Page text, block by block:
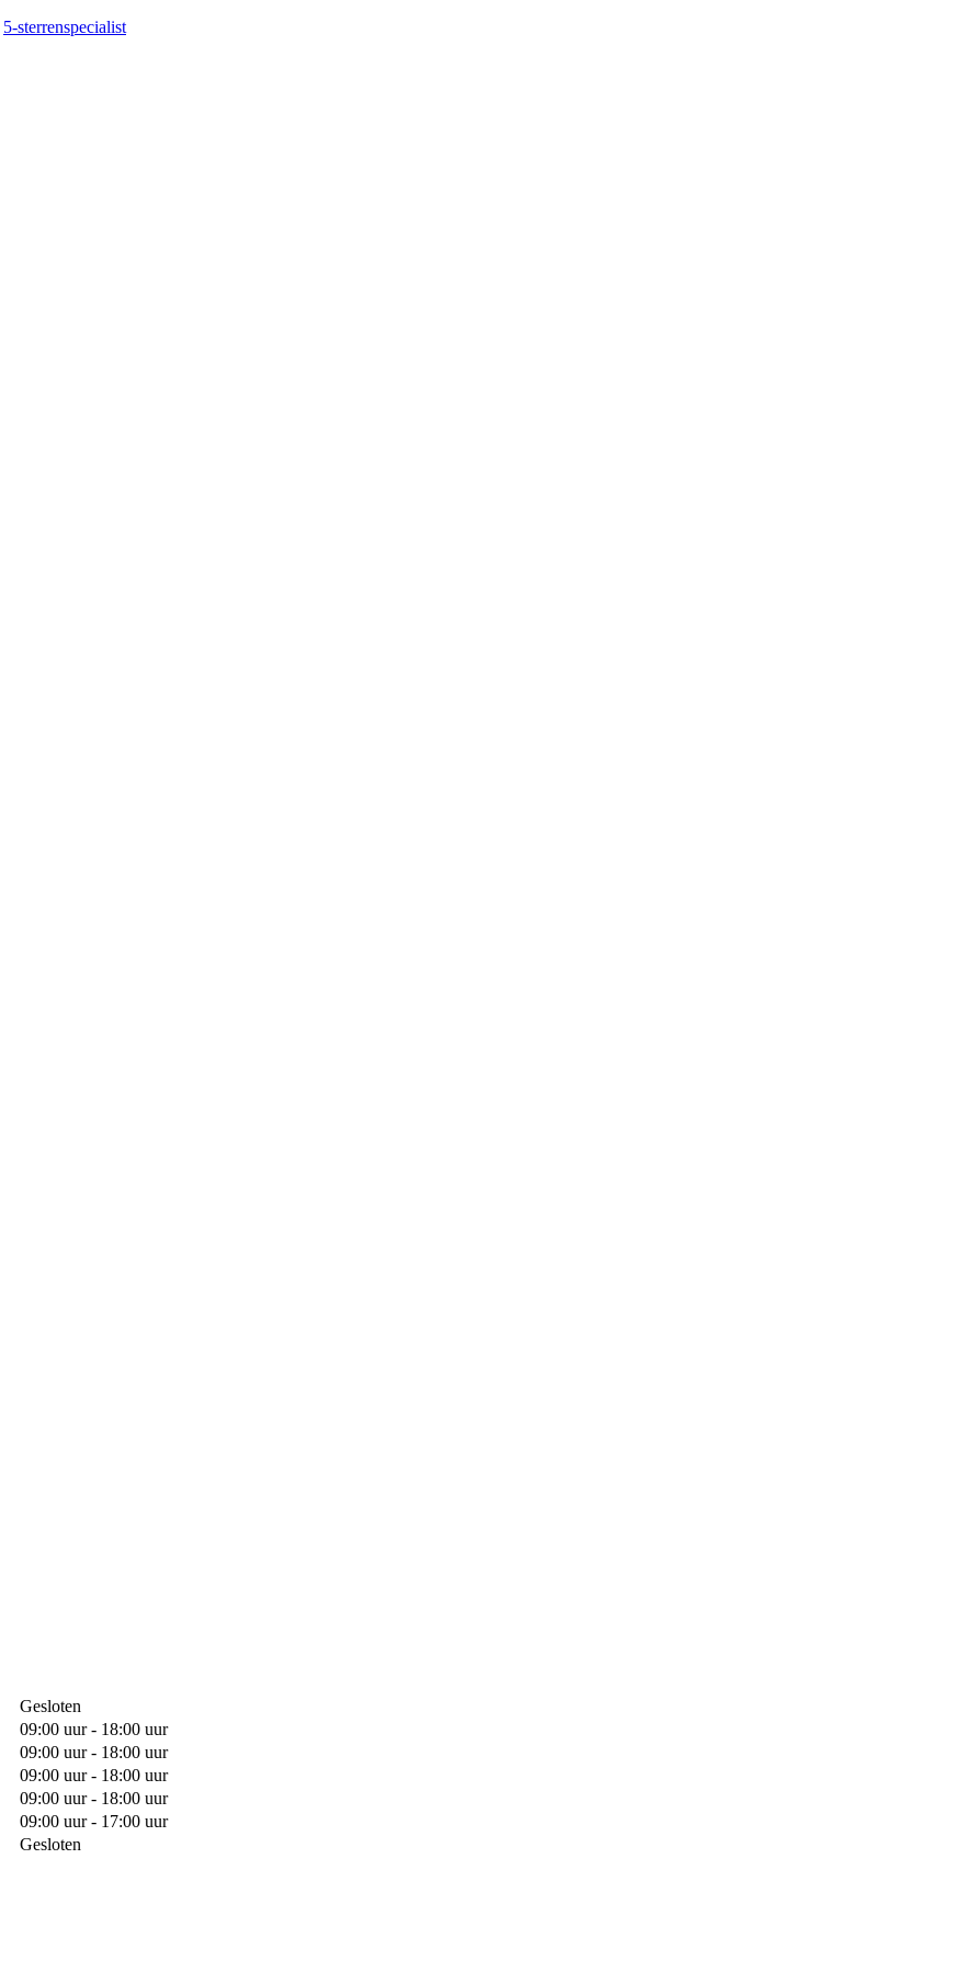
5-sterrenspecialist
Gesloten
09:00 uur - 18:00 uur
09:00 uur - 18:00 uur
09:00 uur - 18:00 uur
09:00 uur - 18:00 uur
09:00 uur - 17:00 uur
Gesloten